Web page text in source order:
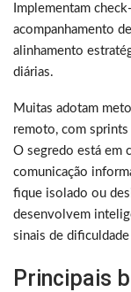
Implementam
acompanhamento
alinhamento
diárias.
Muitas adotam
remoto, com
O segredo está em
comunicação
fique isolado ou
desenvolvem
sinais de
Principais